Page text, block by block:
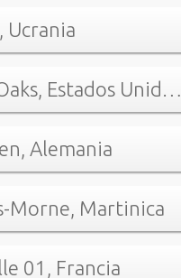
Ucrania
Estados Unid…
Alemania
Morne, Martinica
01, Francia